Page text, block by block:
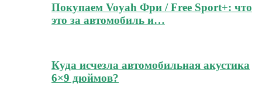
Покупаем Voyah Фри / Free Sport+: что
это за автомобиль и…
Куда исчезла автомобильная акустика
6×9 дюймов?